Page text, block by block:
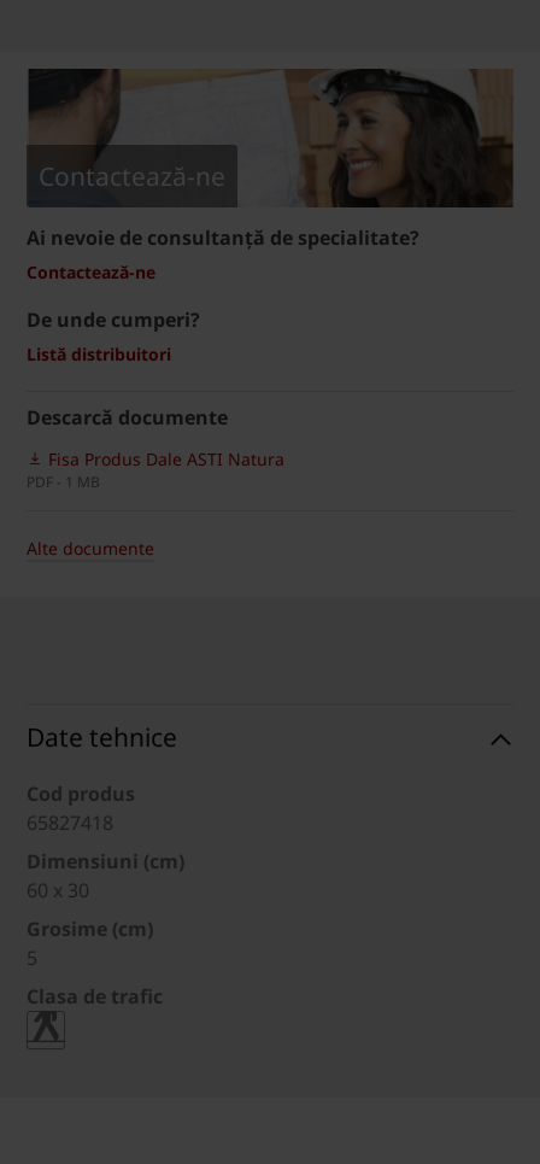
Contactează-ne
Ai nevoie de consultanță de specialitate?
Contactează-ne
De unde cumperi?
Listă distribuitori
Descarcă documente
Fisa Produs Dale ASTI Natura
PDF - 1 MB
Alte documente
Date tehnice
Cod produs
65827418
Dimensiuni (cm)
60 x 30
Grosime (cm)
5
Clasa de trafic